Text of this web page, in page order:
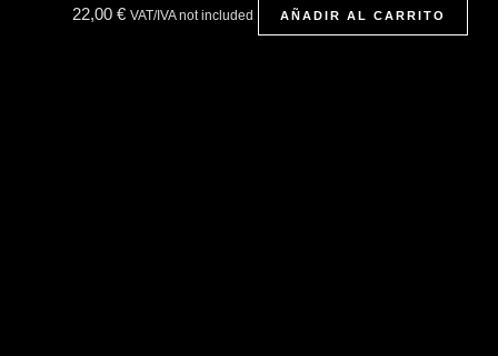
22,00 € VAT/IVA not included AÑADIR AL CARRITO